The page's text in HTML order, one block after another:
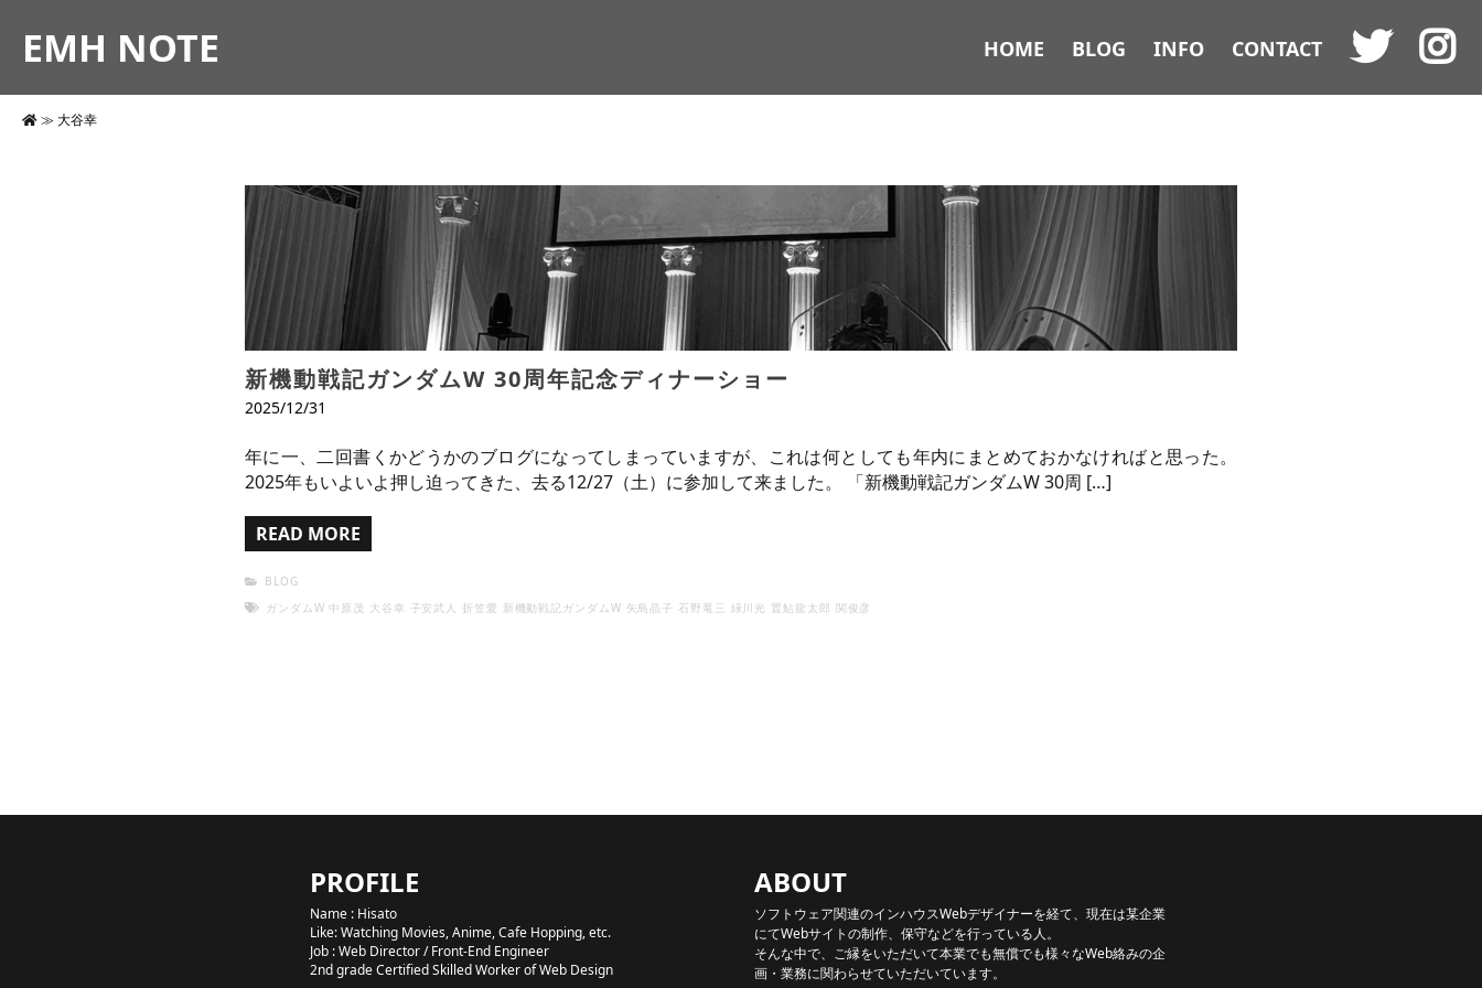
EMH NOTE HOME BLOG INFO CONTACT
≫ 大谷幸
新機動戦記ガンダムW 30周年記念ディナーショー
2025/12/31
年に一、二回書くかどうかのブログになってしまっていますが、これは何としても年内にまとめておかなければと思った。
2025年もいよいよ押し迫ってきた、去る12/27（土）に参加して来ました。 「新機動戦記ガンダムW 30周 […]
READ MORE
BLOG
ガンダムW 中原茂 大谷幸 子安武人 折笠愛 新機動戦記ガンダムW 矢島晶子 石野竜三 緑川光 置鮎龍太郎 関俊彦
PROFILE
Name : Hisato
Like: Watching Movies, Anime, Cafe Hopping, etc.
Job : Web Director / Front-End Engineer
2nd grade Certified Skilled Worker of Web Design
ABOUT
ソフトウェア関連のインハウスWebデザイナーを経て、現在は某企業
にてWebサイトの制作、保守などを行っている人。
そんな中で、ご縁をいただいて本業でも無償でも様々なWeb絡みの企
画・業務に関わらせていただいています。